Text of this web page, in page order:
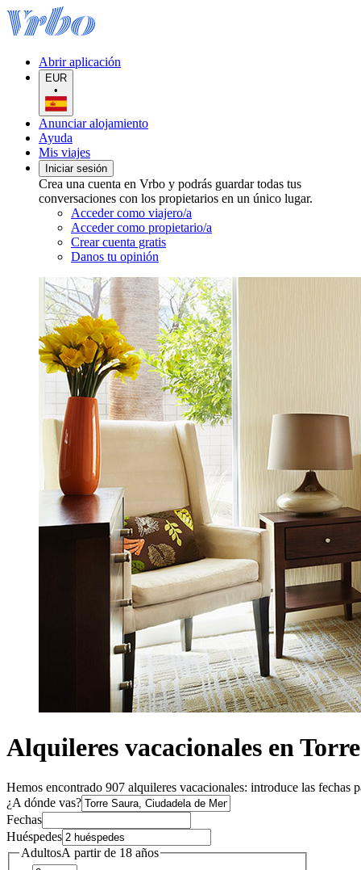
Abrir aplicación
EUR
•
Anunciar alojamiento
Ayuda
Mis viajes
Iniciar sesión
Crea una cuenta en Vrbo y podrás guardar todas tus
conversaciones con los propietarios en un único lugar.
Acceder como viajero/a
Acceder como propietario/a
Crear cuenta gratis
Danos tu opinión
Alquileres vacacionales en
Hemos encontrado 907 alquileres vacacionales: introduce las fechas
¿A dónde vas?
Fechas
Huéspedes
AdultosA partir de 18 años